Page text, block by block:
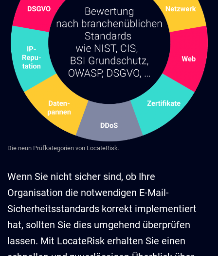
Die neun Prüfkategorien von LocateRisk.
Wenn Sie nicht sicher sind, ob Ihre
Organisation die notwendigen E-Mail-
Sicherheitsstandards korrekt implementiert
hat, sollten Sie dies umgehend überprüfen
lassen. Mit LocateRisk erhalten Sie einen